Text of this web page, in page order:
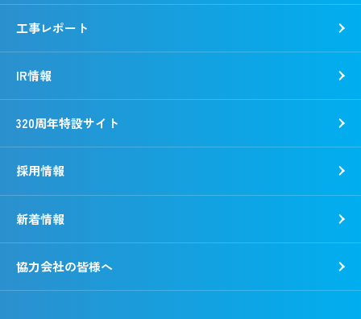
工事レポート
IR情報
320周年特設サイト
採用情報
新着情報
協力会社の皆様へ